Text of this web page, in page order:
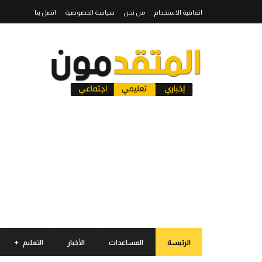
اتفاقية الاستخدام من نحن سياسة الخصوصية اتصل بنا
الرئيسة المساعدات الأخبار التعليم